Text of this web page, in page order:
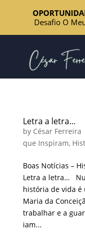
Desafio O
Letra a letra…
by César Ferreira
que Inspiram,
Boas Notícias –
Letra a letra…
história de vida é
Maria da
trabalhar e a
iam...